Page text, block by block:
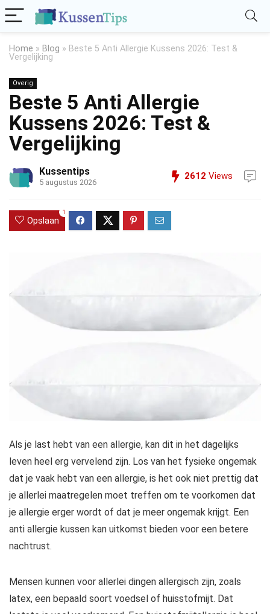
Home » Blog » Beste 5 Anti Allergie Kussens 2026: Test &
Vergelijking
Overig
Beste 5 Anti Allergie
Kussens 2026: Test &
Vergelijking
Kussentips
5 augustus 2026
2612 Views
Opslaan
1
Als je last hebt van een allergie, kan dit in het dagelijks
leven heel erg vervelend zijn. Los van het fysieke ongemak
dat je vaak hebt van een allergie, is het ook niet prettig dat
je allerlei maatregelen moet treffen om te voorkomen dat
je allergie erger wordt of dat je meer ongemak krijgt. Een
anti allergie kussen kan uitkomst bieden voor een betere
nachtrust.
Mensen kunnen voor allerlei dingen allergisch zijn, zoals
latex, een bepaald soort voedsel of huisstofmijt. Dat